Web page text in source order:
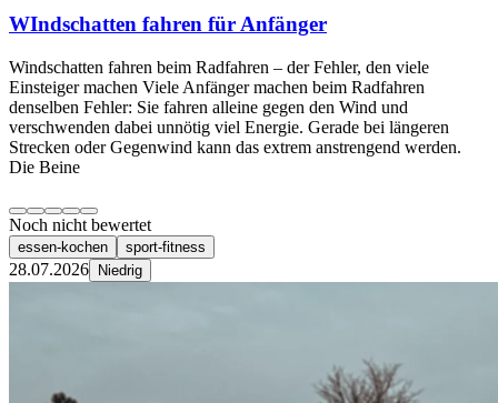
WIndschatten fahren für Anfänger
Windschatten fahren beim Radfahren – der Fehler, den viele
Einsteiger machen Viele Anfänger machen beim Radfahren
denselben Fehler: Sie fahren alleine gegen den Wind und
verschwenden dabei unnötig viel Energie. Gerade bei längeren
Strecken oder Gegenwind kann das extrem anstrengend werden.
Die Beine
Noch nicht bewertet
essen-kochen sport-fitness
28.07.2026 Niedrig